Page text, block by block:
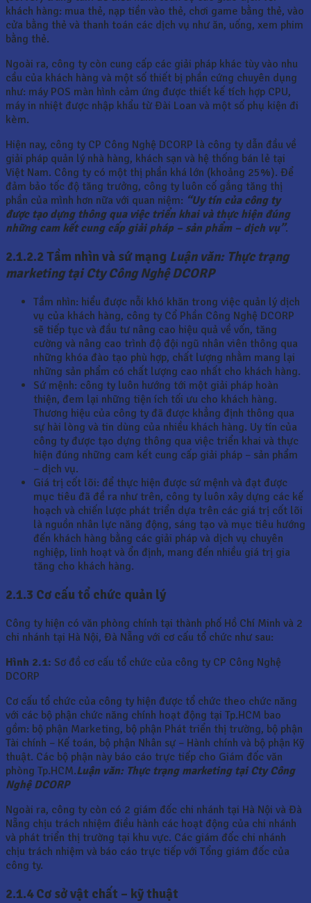
khách hàng: mua thẻ, nạp tiền vào thẻ, chơi game bằng thẻ, vào
cửa bằng thẻ và thanh toán các dịch vụ như ăn, uống, xem phim
bằng thẻ.
Ngoài ra, công ty còn cung cấp các giải pháp khác tùy vào nhu
cầu của khách hàng và một số thiết bị phần cứng chuyên dụng
như: máy POS màn hình cảm ứng được thiết kế tích hợp CPU,
máy in nhiệt được nhập khẩu từ Đài Loan và một số phụ kiện đi
kèm.
Hiện nay, công ty CP Công Nghệ DCORP là công ty dẫn đầu về
giải pháp quản lý nhà hàng, khách sạn và hệ thống bán lẻ tại
Việt Nam. Công ty có một thị phần khá lớn (khoảng 25%). Để
đảm bảo tốc độ tăng trưởng, công ty luôn cố gắng tăng thị
phần của mình hơn nữa với quan niệm: “Uy tín của công ty
được tạo dựng thông qua việc triển khai và thực hiện đúng
những cam kết cung cấp giải pháp – sản phẩm – dịch vụ”.
2.1.2.2 Tầm nhìn và sứ mạng Luận văn: Thực trạng
marketing tại Cty Công Nghệ DCORP
Tầm nhìn: hiểu được nỗi khó khăn trong việc quản lý dịch
vụ của khách hàng, công ty Cổ Phần Công Nghệ DCORP
sẽ tiếp tục và đầu tư nâng cao hiệu quả về vốn, tăng
cường và nâng cao trình độ đội ngũ nhân viên thông qua
những khóa đào tạo phù hợp, chất lượng nhằm mang lại
những sản phẩm có chất lượng cao nhất cho khách hàng.
Sứ mệnh: công ty luôn hướng tới một giải pháp hoàn
thiện, đem lại những tiện ích tối ưu cho khách hàng.
Thương hiệu của công ty đã được khẳng định thông qua
sự hài lòng và tin dùng của nhiều khách hàng. Uy tín của
công ty được tạo dựng thông qua việc triển khai và thực
hiện đúng những cam kết cung cấp giải pháp – sản phẩm
– dịch vụ.
Giá trị cốt lõi: để thực hiện được sứ mệnh và đạt được
mục tiêu đã đề ra như trên, công ty luôn xây dựng các kế
hoạch và chiến lược phát triển dựa trên các giá trị cốt lõi
là nguồn nhân lực năng động, sáng tạo và mục tiêu hướng
đến khách hàng bằng các giải pháp và dịch vụ chuyên
nghiệp, linh hoạt và ổn định, mang đến nhiều giá trị gia
tăng cho khách hàng.
2.1.3 Cơ cấu tổ chức quản lý
Công ty hiện có văn phòng chính tại thành phố Hồ Chí Minh và 2
chi nhánh tại Hà Nội, Đà Nẵng với cơ cấu tổ chức như sau:
Hình 2.1: Sơ đồ cơ cấu tổ chức của công ty CP Công Nghệ
DCORP
Cơ cấu tổ chức của công ty hiện được tổ chức theo chức năng
với các bộ phận chức năng chính hoạt động tại Tp.HCM bao
gồm: bộ phận Marketing, bộ phận Phát triển thị trường, bộ phận
Tài chính – Kế toán, bộ phận Nhân sự – Hành chính và bộ phận Kỹ
thuật. Các bộ phận này báo cáo trực tiếp cho Giám đốc văn
phòng Tp.HCM.Luận văn: Thực trạng marketing tại Cty Công
Nghệ DCORP
Ngoài ra, công ty còn có 2 giám đốc chi nhánh tại Hà Nội và Đà
Nẵng chịu trách nhiệm điều hành các hoạt động của chi nhánh
và phát triển thị trường tại khu vực. Các giám đốc chi nhánh
chịu trách nhiệm và báo cáo trực tiếp với Tổng giám đốc của
công ty.
2.1.4 Cơ sở vật chất – kỹ thuật